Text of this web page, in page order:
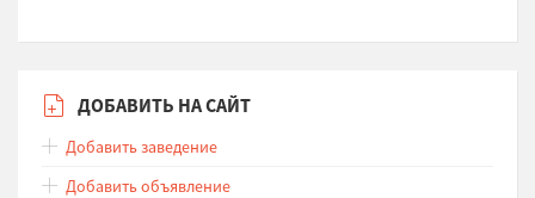
ДОБАВИТЬ НА САЙТ
Добавить заведение
Добавить объявление